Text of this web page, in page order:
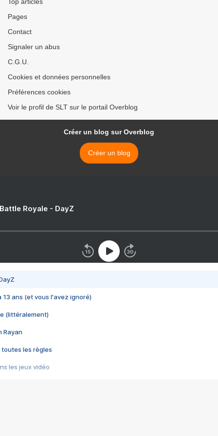
Pages
Contact
Signaler un abus
C.G.U.
Cookies et données personnelles
Préférences cookies
Voir le profil de SLT sur le portail Overblog
Créer un blog sur Overblog
Créer un blog
Royale - DayZ
13 ans (et vous l'avez ignoré)
(littéralement)
Rayan
toutes les règles
les jeux vidéo